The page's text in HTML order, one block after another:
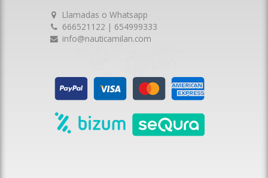
Llamadas o Whatsapp
666521122 | 654999333
info@nauticamilan.com